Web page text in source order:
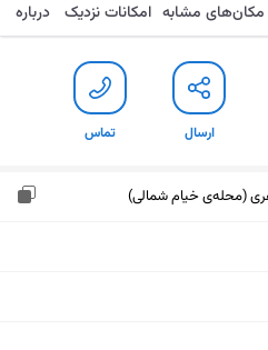
ارسال تماس مکان‌های مشابه امکانات نزدیک درباره
ارسال تماس
(محله‌ی خیام شمالی)